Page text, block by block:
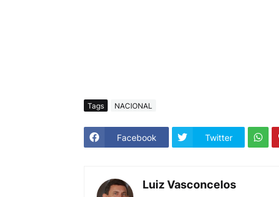
Tags NACIONAL
Facebook Twitter
Luiz Vasconcelos